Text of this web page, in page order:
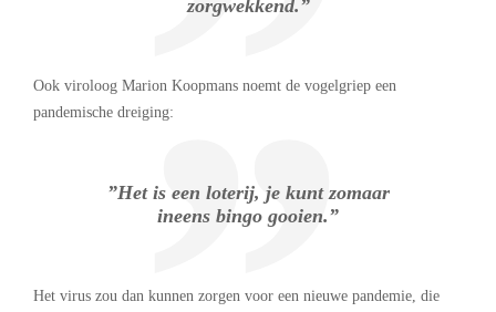
zorgwekkend.”
Ook viroloog Marion Koopmans noemt de vogelgriep een
pandemische dreiging:
”Het is een loterij, je kunt zomaar
ineens bingo gooien.”
Het virus zou dan kunnen zorgen voor een nieuwe pandemie, die